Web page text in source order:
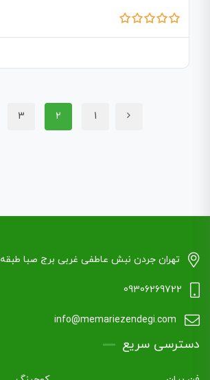
1
2
3
تهران جردن نبش عاطفی غربی برج صبا طبقه ۷ واحد 72
09306269722
info@memariezendegi.com
دسترسی سریع